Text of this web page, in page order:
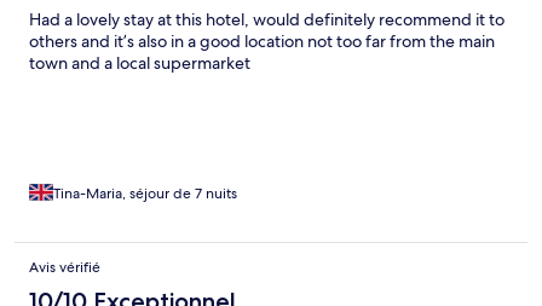
Had a lovely stay at this hotel, would definitely recommend it to
others and it’s also in a good location not too far from the main
town and a local supermarket
Tina-Maria, séjour de 7 nuits
Avis vérifié